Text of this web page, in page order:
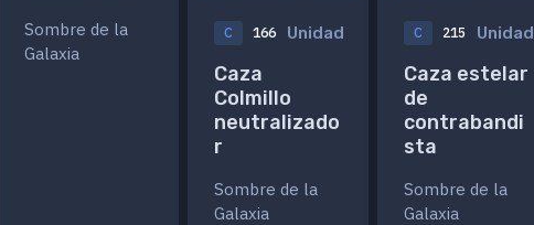
Sombre de la
Galaxia
C 166 Unidad
Caza
Colmillo
neutralizado
r
Sombre de la
Galaxia
C 215 Unidad
Caza estelar
de
contrabandi
sta
Sombre de la
Galaxia